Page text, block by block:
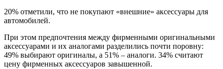
20% отметили, что не покупают «внешние» аксессуары для
автомобилей.
При этом предпочтения между фирменными оригинальными
аксессуарами и их аналогами разделились почти поровну:
49% выбирают оригиналы, а 51% – аналоги. 34% считают
цену фирменных аксессуаров завышенной.